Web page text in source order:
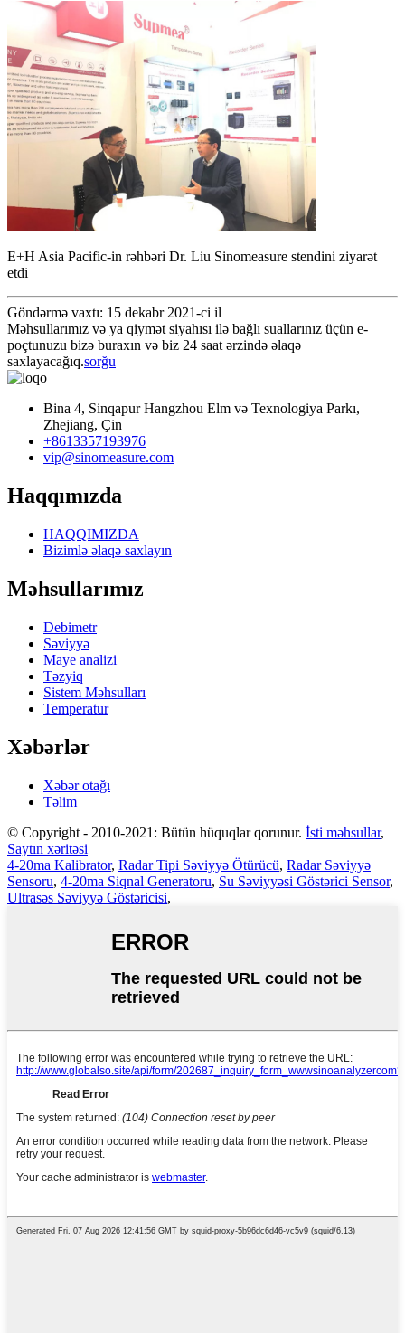
E+H Asia Pacific-in rəhbəri Dr. Liu Sinomeasure stendini ziyarət
etdi
Göndərmə vaxtı: 15 dekabr 2021-ci il
Məhsullarımız və ya qiymət siyahısı ilə bağlı suallarınız üçün e-
poçtunuzu bizə buraxın və biz 24 saat ərzində əlaqə
saxlayacağıq.sorğu
Bina 4, Sinqapur Hangzhou Elm və Texnologiya Parkı,
Zhejiang, Çin
+8613357193976
vip@sinomeasure.com
Haqqımızda
HAQQIMIZDA
Bizimlə əlaqə saxlayın
Məhsullarımız
Debimetr
Səviyyə
Maye analizi
Təzyiq
Sistem Məhsulları
Temperatur
Xəbərlər
Xəbər otağı
Təlim
© Copyright - 2010-2021: Bütün hüquqlar qorunur. İsti məhsullar,
Saytın xəritəsi
4-20ma Kalibrator, Radar Tipi Səviyyə Ötürücü, Radar Səviyyə
Sensoru, 4-20ma Siqnal Generatoru, Su Səviyyəsi Göstərici Sensor,
Ultrasəs Səviyyə Göstəricisi,